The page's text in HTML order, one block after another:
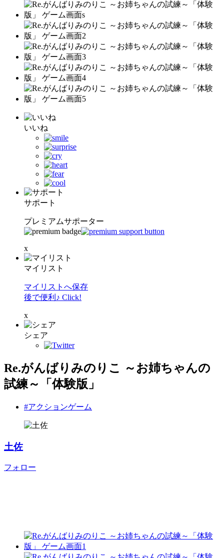
いいね
サポート
プレミアムサポーター
x
マイリスト
マイリストへ保存
後で便利♪ Click!
x
シェア
Re.がんばりみのりこ ～お姉ちゃんの
試練～「体験版」
#アクションゲーム
土佐
フォロー